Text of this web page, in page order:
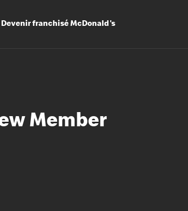
DevenirfranchiséMcDonald's
Les
Member